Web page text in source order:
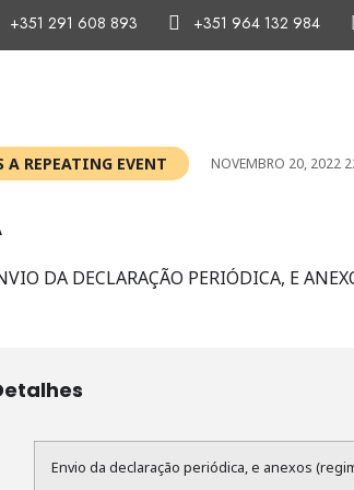
+351 291 608 893 +351 964 132 984
A REPEATING EVENT NOVEMBRO 20, 2022
DA DECLARAÇÃO PERIÓDICA, E
Envio da declaração periódica, e anexos